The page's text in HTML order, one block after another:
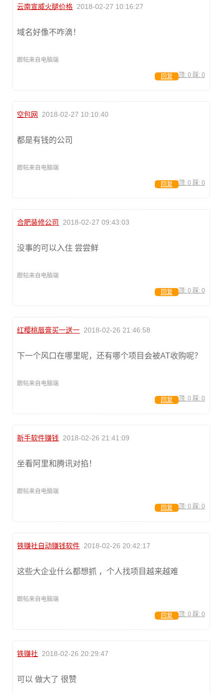
云南宣威火腿价格 2018-02-27 10:16:27
域名好像不咋滴！
跟帖来自电脑端
顶: 0 踩: 0
回复
空包网 2018-02-27 10:10:40
都是有钱的公司
跟帖来自电脑端
顶: 0 踩: 0
回复
合肥装修公司 2018-02-27 09:43:03
没事的可以入住 尝尝鲜
跟帖来自电脑端
顶: 0 踩: 0
回复
红樱桃唇膏买一送一 2018-02-26 21:46:58
下一个风口在哪里呢，还有哪个项目会被AT收购呢？
跟帖来自电脑端
顶: 0 踩: 0
回复
新手软件赚钱 2018-02-26 21:41:09
坐看阿里和腾讯对掐！
跟帖来自电脑端
顶: 0 踩: 0
回复
铁赚社自动赚钱软件 2018-02-26 20:42:17
这些大企业什么都想抓 ，个人找项目越来越难
跟帖来自电脑端
顶: 0 踩: 0
回复
铁赚社 2018-02-26 20:29:47
可以 做大了 很赞